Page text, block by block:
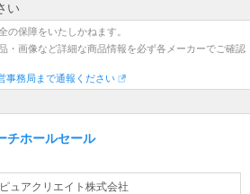
い
の保障をいたしかねます。
・画像など詳細な商品情報を必ず各メーカーでご確認
事務局まで通報ください
チホールセール
ピュアクリエイト株式会社